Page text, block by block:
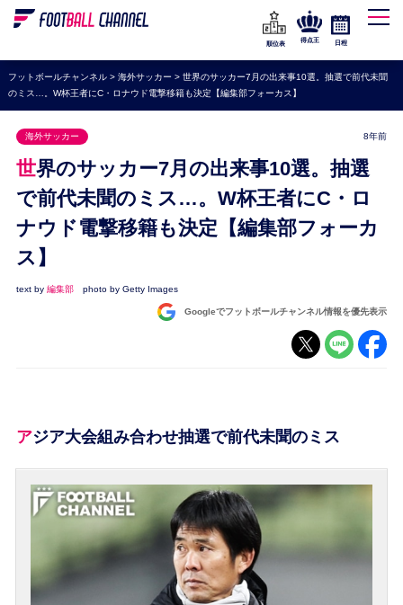
WEリーグ
海外サッカー
プレミアリーグ
ラ・リーガ
セリエA
ブンデスリーガ
UEFA
高校サッカー
順位表
得点王 日程
フットボールチャンネル> 海外サッカー > 世界のサッカー7月の出来事10選。抽選で前代未聞
のミス…。W杯王者にC・ロナウド電撃移籍も決定【編集部フォーカス】
海外サッカー 8年前
世界のサッカー7月の出来事10選。抽選
で前代未聞のミス…。W杯王者にC・ロ
ナウド電撃移籍も決定【編集部フォーカ
ス】
text by 編集部 photo by Getty Images
Googleでフットボールチャンネル情報を優先表示
アジア大会組み合わせ抽選で前代未聞のミス